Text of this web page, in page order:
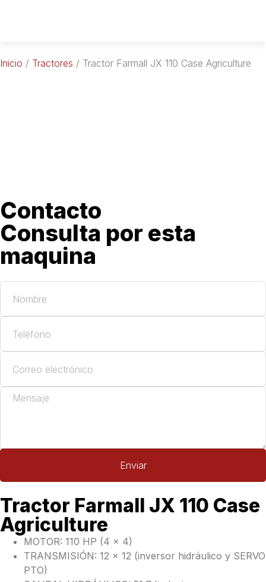
Inicio / Tractores / Tractor Farmall JX 110 Case Agriculture
Contacto
Consulta por esta
maquina
Enviar
Tractor Farmall JX 110 Case
Agriculture
MOTOR: 110 HP (4 x 4)
TRANSMISIÓN: 12 x 12 (inversor hidráulico y SERVO
PTO)